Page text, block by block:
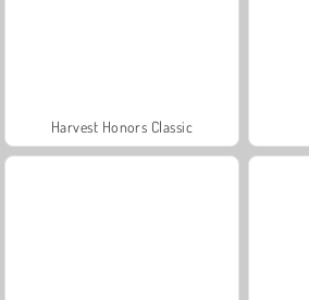
Harvest Honors Classic